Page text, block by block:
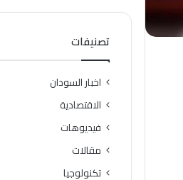
تصنيفات
اخبار السودان
الاقتصادية
فيديوهات
مقالات
تكنولوجيا